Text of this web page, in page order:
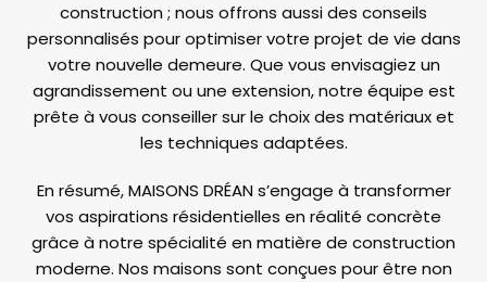
construction ; nous offrons aussi des conseils
personnalisés pour optimiser votre projet de vie dans
votre nouvelle demeure. Que vous envisagiez un
agrandissement ou une extension, notre équipe est
prête à vous conseiller sur le choix des matériaux et
les techniques adaptées.
En résumé, MAISONS DRÉAN s’engage à transformer
vos aspirations résidentielles en réalité concrète
grâce à notre spécialité en matière de construction
moderne. Nos maisons sont conçues pour être non